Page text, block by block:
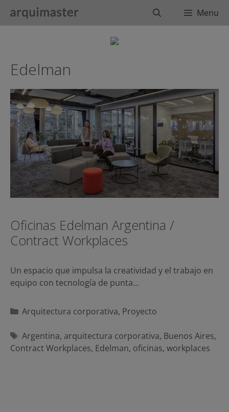
BuscarMenu
Edelman
Oficinas Edelman Argentina /
Contract Workplaces
Un espacio que impulsa la creatividad y el trabajo en
equipo con tecnología de punta…
Categorías
Arquitectura corporativa, Proyecto
Etiquetas
Argentina, arquitectura corporativa, Buenos Aires,
Contract Workplaces, Edelman, oficinas, workplaces